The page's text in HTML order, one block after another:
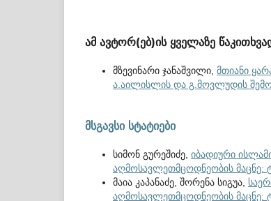
ამ ავტორ(ებ)ის ყველაზე
მზევინარი ჯანაშვილი, მთიანი
ა.აილისლის და გ.მოვლუდის
მსგავსი სტატიები
სიმონ გურეშიძე, იბადიური
აღმოსავლეთმცოდნეობის მაცნე:
მაია კაპანაძე, შორენა სიგუა,
აღმოსავლეთმცოდნეობის მაცნე: